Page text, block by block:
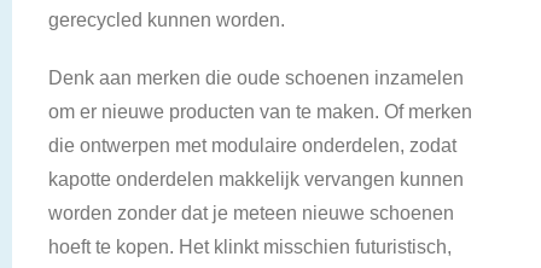
gerecycled kunnen worden.
Denk aan merken die oude schoenen inzamelen
om er nieuwe producten van te maken. Of merken
die ontwerpen met modulaire onderdelen, zodat
kapotte onderdelen makkelijk vervangen kunnen
worden zonder dat je meteen nieuwe schoenen
hoeft te kopen. Het klinkt misschien futuristisch,